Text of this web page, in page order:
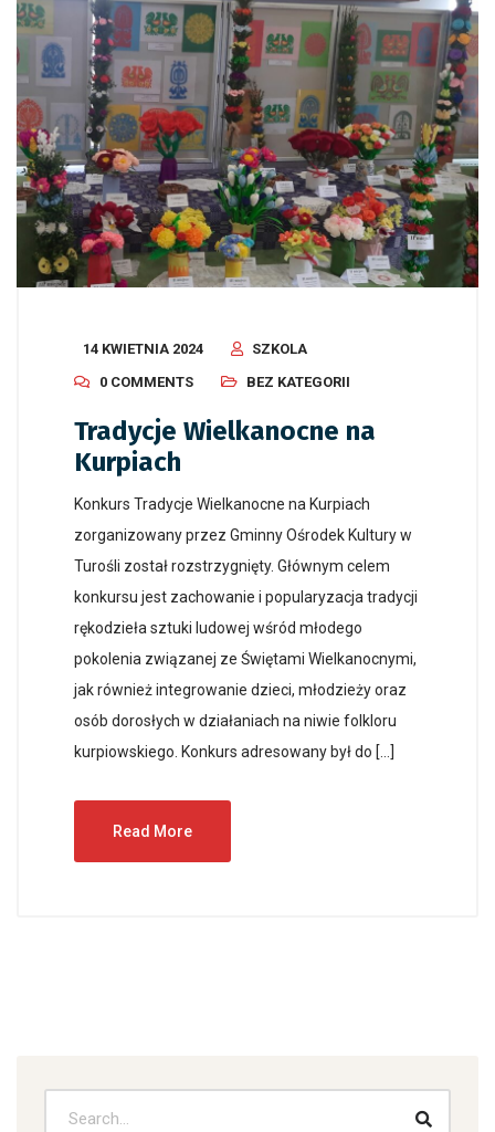
14 KWIETNIA 2024
SZKOLA
0 COMMENTS
BEZ KATEGORII
Tradycje Wielkanocne na
Kurpiach
Konkurs Tradycje Wielkanocne na Kurpiach
zorganizowany przez Gminny Ośrodek Kultury w
Turośli został rozstrzygnięty. Głównym celem
konkursu jest zachowanie i popularyzacja tradycji
rękodzieła sztuki ludowej wśród młodego
pokolenia związanej ze Świętami Wielkanocnymi,
jak również integrowanie dzieci, młodzieży oraz
osób dorosłych w działaniach na niwie folkloru
kurpiowskiego. Konkurs adresowany był do […]
Read More